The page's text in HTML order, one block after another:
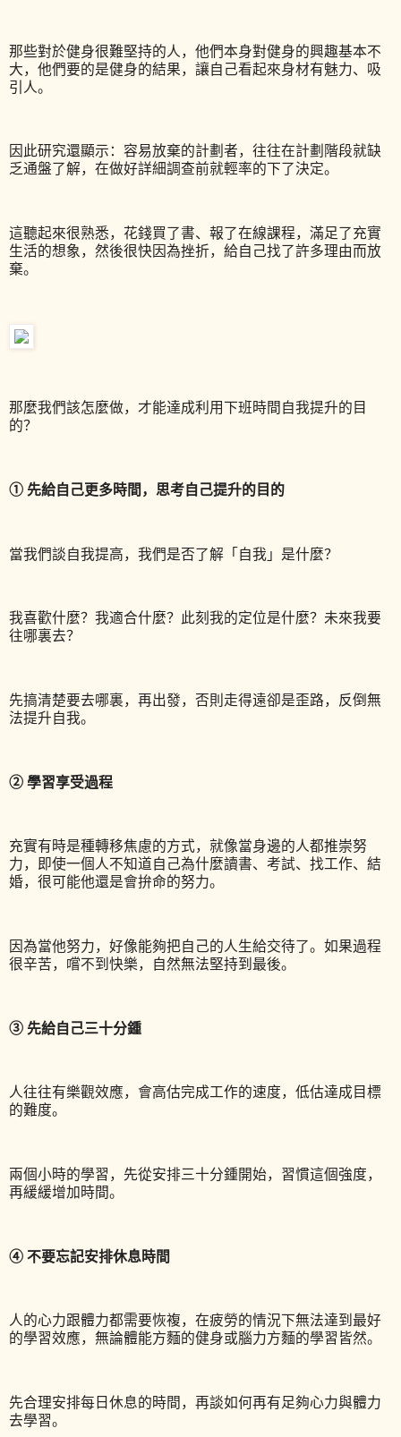
那些對於健身很難堅持的人，他們本身對健身的興趣基本不
大，他們要的是健身的結果，讓自己看起來身材有魅力、吸
引人。
因此研究還顯示：容易放棄的計劃者，往往在計劃階段就缺
乏通盤了解，在做好詳細調查前就輕率的下了決定。
這聽起來很熟悉，花錢買了書、報了在線課程，滿足了充實
生活的想象，然後很快因為挫折，給自己找了許多理由而放
棄。
那麼我們該怎麼做，才能達成利用下班時間自我提升的目
的？
① 先給自己更多時間，思考自己提升的目的
當我們談自我提高，我們是否了解「自我」是什麼？
我喜歡什麼？我適合什麼？此刻我的定位是什麼？未來我要
往哪裏去？
先搞清楚要去哪裏，再出發，否則走得遠卻是歪路，反倒無
法提升自我。
② 學習享受過程
充實有時是種轉移焦慮的方式，就像當身邊的人都推崇努
力，即使一個人不知道自己為什麼讀書、考試、找工作、結
婚，很可能他還是會拚命的努力。
因為當他努力，好像能夠把自己的人生給交待了。如果過程
很辛苦，嚐不到快樂，自然無法堅持到最後。
③ 先給自己三十分鍾
人往往有樂觀效應，會高估完成工作的速度，低估達成目標
的難度。
兩個小時的學習，先從安排三十分鍾開始，習慣這個強度，
再緩緩增加時間。
④ 不要忘記安排休息時間
人的心力跟體力都需要恢複，在疲勞的情況下無法達到最好
的學習效應，無論體能方麵的健身或腦力方麵的學習皆然。
先合理安排每日休息的時間，再談如何再有足夠心力與體力
去學習。